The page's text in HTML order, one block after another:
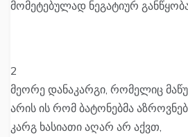
მომეტებულად ნეგატიურ
2
მეორე დანაკარგი, რომელიც
არის ის რომ ბატონებმა
კარგ ხასიათი აღარ არ აქვთ,